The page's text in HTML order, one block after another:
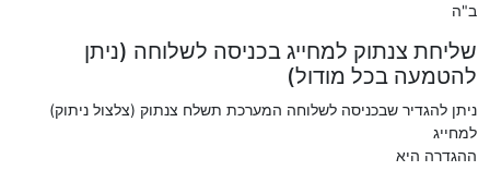
ב"ה
שליחת צנתוק למחייג בכניסה לשלוחה (ניתן
להטמעה בכל מודול)
ניתן להגדיר שבכניסה לשלוחה המערכת תשלח צנתוק (צלצול ניתוק)
למחייג
ההגדרה היא